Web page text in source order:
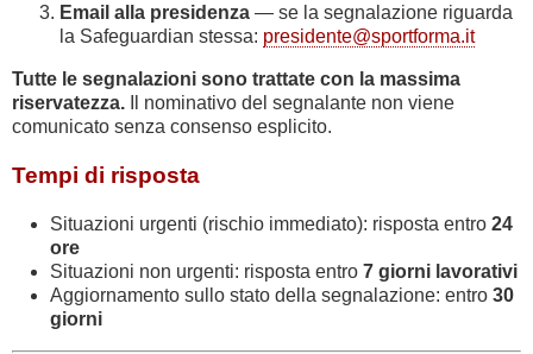
Email alla presidenza — se la segnalazione riguarda
la Safeguardian stessa: presidente@sportforma.it
Tutte le segnalazioni sono trattate con la massima
riservatezza. Il nominativo del segnalante non viene
comunicato senza consenso esplicito.
Tempi di risposta
Situazioni urgenti (rischio immediato): risposta entro 24
ore
Situazioni non urgenti: risposta entro 7 giorni lavorativi
Aggiornamento sullo stato della segnalazione: entro 30
giorni